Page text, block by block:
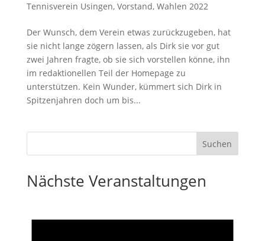
Tennisverein Usingen, Vorstand, Wahlen 2022
Der Wunsch, dem Verein etwas zurückzugeben, hat
sie nicht lange zögern lassen, als Dirk sie vor gut
zwei Jahren fragte, ob sie sich vorstellen könne, ihn
im redaktionellen Teil der Homepage zu
unterstützen. Kein Wunder, kümmert sich Dirk in
Spitzenjahren doch um bis...
Nächste Veranstaltungen